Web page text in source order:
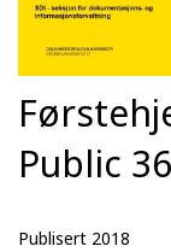
Public
Publisert 2018